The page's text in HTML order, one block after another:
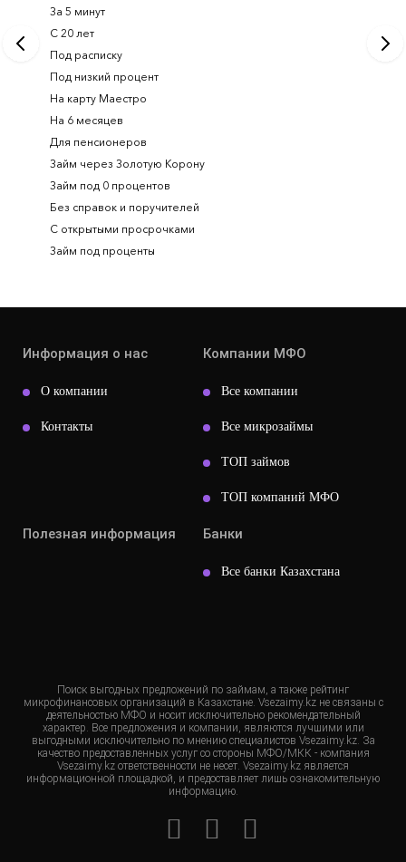
За 5 минут
С 20 лет
Под расписку
Под низкий процент
На карту Маестро
На 6 месяцев
Для пенсионеров
Займ через Золотую Корону
Займ под 0 процентов
Без справок и поручителей
С открытыми просрочками
Займ под проценты
Займ на
Займ
Информация о нас
О компании
Контакты
Компании МФО
Все компании
Все микрозаймы
ТОП займов
ТОП компаний МФО
Полезная информация Банки
Все банки Казахстана
Поиск выгодных предложений по займам, а также рейтинг
микрофинансовых организаций в Казахстане. Vsezaimy.kz не связаны с
деятельностью МФО и носит исключительно рекомендательный
характер. Все предложения и компании, являются лучшими или
выгодными исключительно по мнению специалистов Vsezaimy.kz. За
качество предоставленных услуг со стороны МФО/МКК - компания
Vsezaimy.kz ответственности не несет. Vsezaimy.kz является
информационной площадкой, и предоставляет лишь ознакомительную
информацию.